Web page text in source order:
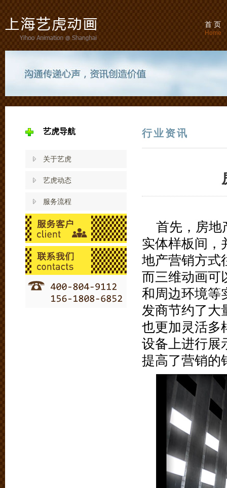
首 页
Home
艺虎导航
关于艺虎
艺虎动态
服务流程
行业资讯
首先，房地
实体样板间，
地产营销方式
而三维动画可
和周边环境等
发商节约了大
也更加灵活多
设备上进行展
提高了营销的